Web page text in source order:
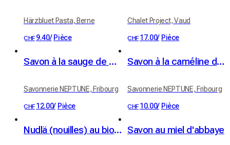
Härzbluet Pasta, Berne
CHF 9.40/ Pièce
Chalet Project, Vaud
CHF 17.00/ Pièce
Savon à la sauge de Coinsins - bio
Savonnerie NEPTUNE, Fribourg
CHF 12.00/ Pièce
Savon à la caméline de Villarlod - bio
Savonnerie NEPTUNE, Fribourg
CHF 10.00/ Pièce
Nudlä (nouilles) au bio UrDinkel, épeautre (350 g) Savon au miel d'abbaye